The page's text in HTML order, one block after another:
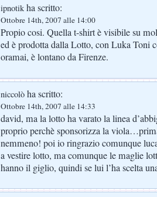
ipnotik ha scritto:
Ottobre 14th, 2007 alle 14:00
Propio cosi. Quella t-shirt è visibile su
ed è prodotta dalla Lotto, con Luka Toni
oramai, è lontano da Firenze.
niccolò ha scritto:
Ottobre 14th, 2007 alle 14:33
david, ma la lotto ha varato la linea
proprio perchè sponsorizza la
nemmeno! poi io ringrazio comunque
a vestire lotto, ma comunque le maglie
hanno il giglio, quindi se lui l’ha scelta